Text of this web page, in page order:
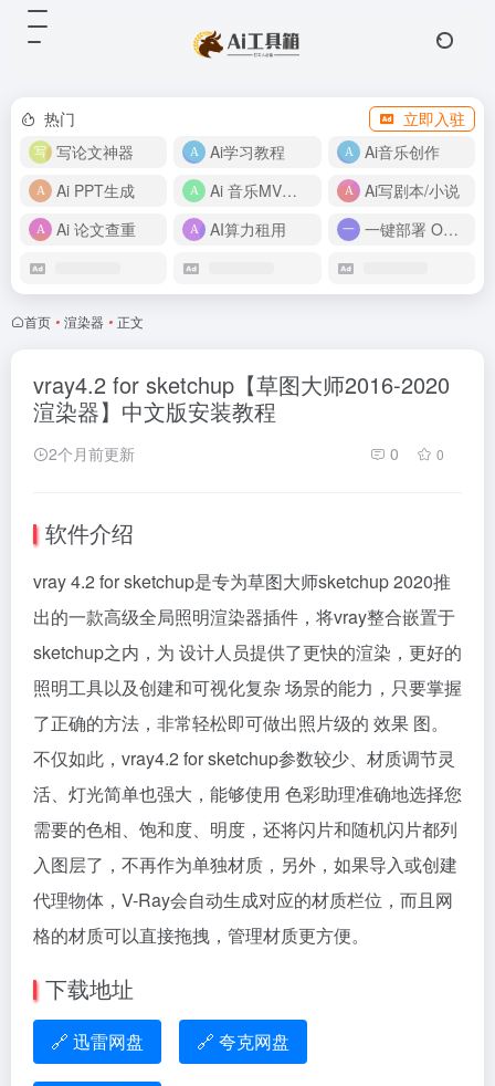
热门
立即入驻
写论文神器
Ai学习教程
Ai音乐创作
Ai PPT生成
Ai 音乐MV制作
Ai写剧本/小说
Ai 论文查重
AI算力租用 一键部署 OpenClaw
首页 • 渲染器 • 正文
vray4.2 for sketchup【草图大师2016-2020
渲染器】中文版安装教程
2个月前更新 0 0
软件介绍
vray 4.2 for sketchup是专为草图大师sketchup 2020推
出的一款高级全局照明渲染器插件，将vray整合嵌置于
sketchup之内，为 设计人员提供了更快的渲染，更好的
照明工具以及创建和可视化复杂 场景的能力，只要掌握
了正确的方法，非常轻松即可做出照片级的 效果 图。
不仅如此，vray4.2 for sketchup参数较少、材质调节灵
活、灯光简单也强大，能够使用 色彩助理准确地选择您
需要的色相、饱和度、明度，还将闪片和随机闪片都列
入图层了，不再作为单独材质，另外，如果导入或创建
代理物体，V-Ray会自动生成对应的材质栏位，而且网
格的材质可以直接拖拽，管理材质更方便。
下载地址
🔗 迅雷网盘 🔗 夸克网盘